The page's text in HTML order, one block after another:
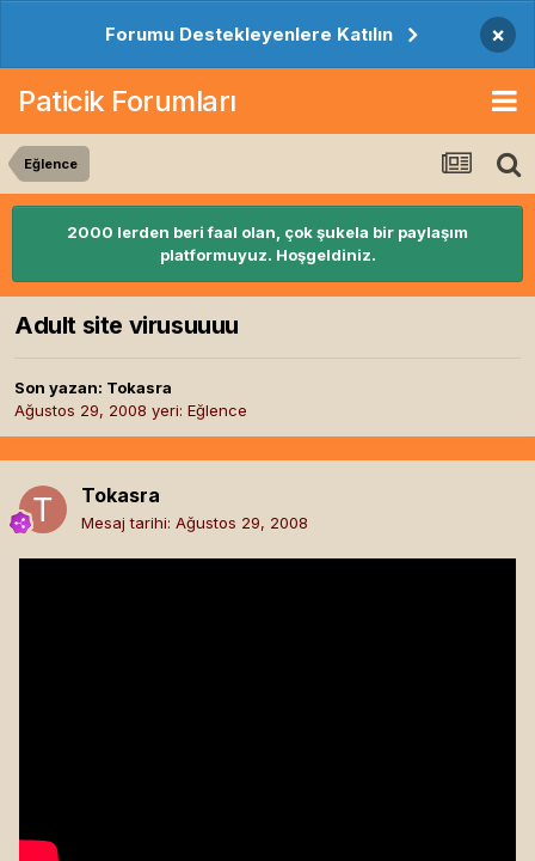
Forumu Destekleyenlere Katılın ×
Paticik Forumları
Eğlence
2000 lerden beri faal olan, çok şukela bir paylaşım
platformuyuz. Hoşgeldiniz.
Adult site virusuuuu
Son yazan: Tokasra
Ağustos 29, 2008 yeri: Eğlence
Tokasra
Mesaj tarihi: Ağustos 29, 2008